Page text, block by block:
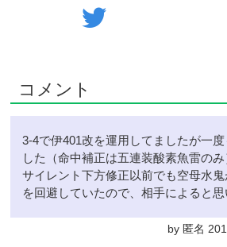
twitter
コメント
3-4で伊401改を運用してましたが一
した（命中補正は五連装酸素魚雷のみ
サイレント下方修正以前でも空母水
を回避していたので、相手によると思
by 匿名